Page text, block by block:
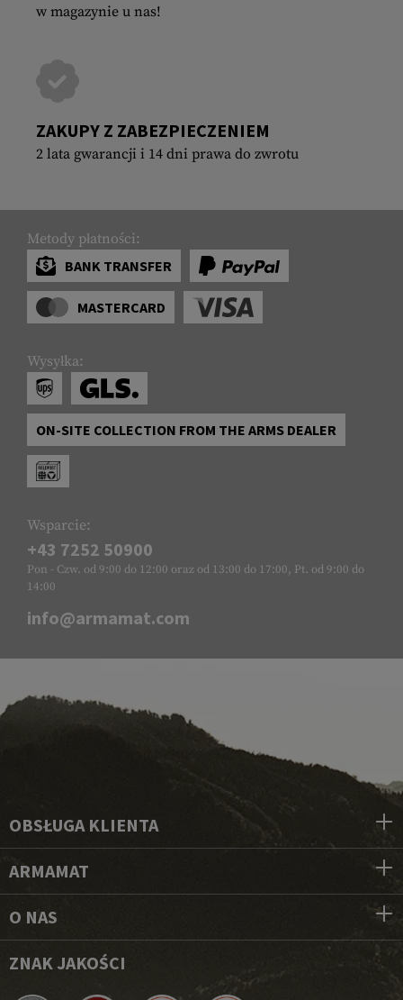
w magazynie u nas!
ZAKUPY Z ZABEZPIECZENIEM
2 lata gwarancji i 14 dni prawa do zwrotu
Metody płatności:
BANK TRANSFER
MASTERCARD
Wysyłka:
ON-SITE COLLECTION FROM THE ARMS DEALER
Wsparcie:
+43 7252 50900
Pon - Czw. od 9:00 do 12:00 oraz od 13:00 do 17:00, Pt. od 9:00 do
14:00
info@armamat.com
OBSŁUGA KLIENTA
ARMAMAT
O NAS
ZNAK JAKOŚCI